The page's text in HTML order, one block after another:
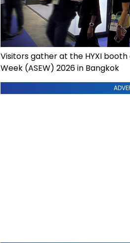
Visitors gather at the HYXI booth
Week (ASEW) 2026 in Bangkok